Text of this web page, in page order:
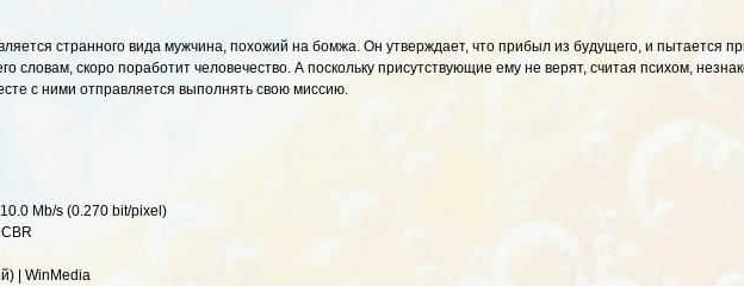
странного вида мужчина, похожий на бомжа. Он утверждает, что прибыл из будущего, и пытается
словам, скоро поработит человечество. А поскольку присутствующие ему не верят, считая психом,
с ними отправляется выполнять свою миссию.
Mb/s (0.270 bit/pixel)
| WinMedia